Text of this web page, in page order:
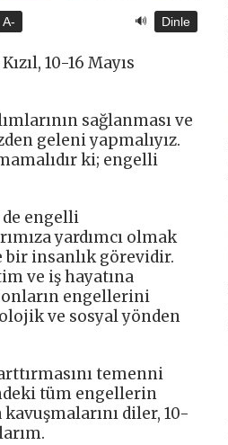
A- 🔊 Dinle
10-16 Mayıs
sağlanması ve
geleni yapmalıyız.
ki; engelli
engelli
yardımcı olmak
bir insanlık görevidir.
ve iş hayatına
onların engellerini
ve sosyal yönden
temenni
tüm engellerin
diler, 10-